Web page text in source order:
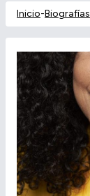
Inicio-Biografías